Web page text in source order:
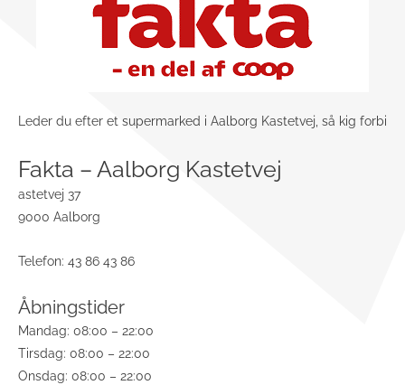
Leder du efter et supermarked i Aalborg Kastetvej, så kig forbi
Fakta – Aalborg Kastetvej
astetvej 37
9000 Aalborg
Telefon: 43 86 43 86
Åbningstider
Mandag: 08:00 – 22:00
Tirsdag: 08:00 – 22:00
Onsdag: 08:00 – 22:00